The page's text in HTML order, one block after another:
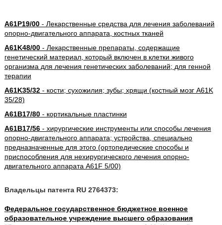
A61P19/00- Лекарственные средства для лечения заболеваний
опорно-двигательного аппарата, костных тканей
A61K48/00- Лекарственные препараты, содержащие
генетический материал, который включен в клетки живого
организма для лечения генетических заболеваний; для генной
терапии
A61K35/32- кости; сухожилия; зубы; хрящи (костный мозг A61K
35/28)
A61B17/80- кортикальные пластинки
A61B17/56- хирургические инструменты или способы лечения
опорно-двигательного аппарата; устройства, специально
предназначенные для этого (ортопедические способы и
приспособления для нехирургического лечения опорно-
двигательного аппарата A61F 5/00)
Владельцы патента RU 2764373:
Федеральное государственное бюджетное военное
образовательное учреждение высшего образования